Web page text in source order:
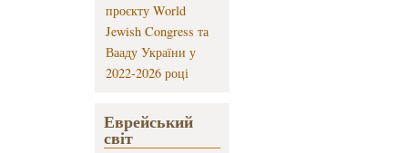
проєкту World
Jewish Congress та
Вааду України у
2022-2026 році
Еврейський
світ